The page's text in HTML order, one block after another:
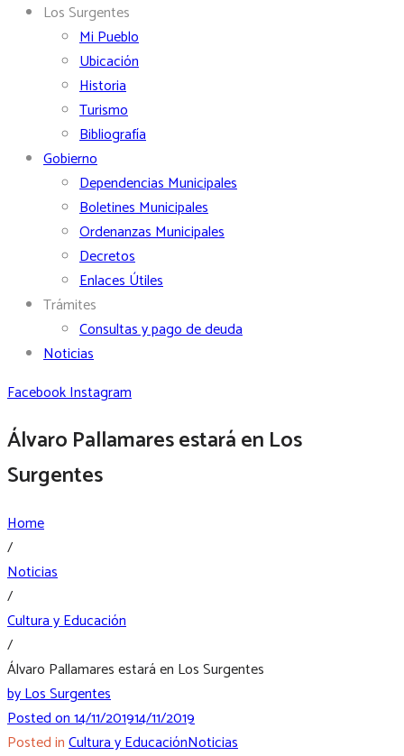
Los Surgentes
Mi Pueblo
Ubicación
Historia
Turismo
Bibliografía
Gobierno
Dependencias Municipales
Boletines Municipales
Ordenanzas Municipales
Decretos
Enlaces Útiles
Trámites
Consultas y pago de deuda
Noticias
FacebookInstagram
Álvaro Pallamares estará en Los
Surgentes
Home
/
Noticias
/
Cultura y Educación
/
Álvaro Pallamares estará en Los Surgentes
byLos Surgentes
Posted on14/11/201914/11/2019
Posted inCultura y EducaciónNoticias